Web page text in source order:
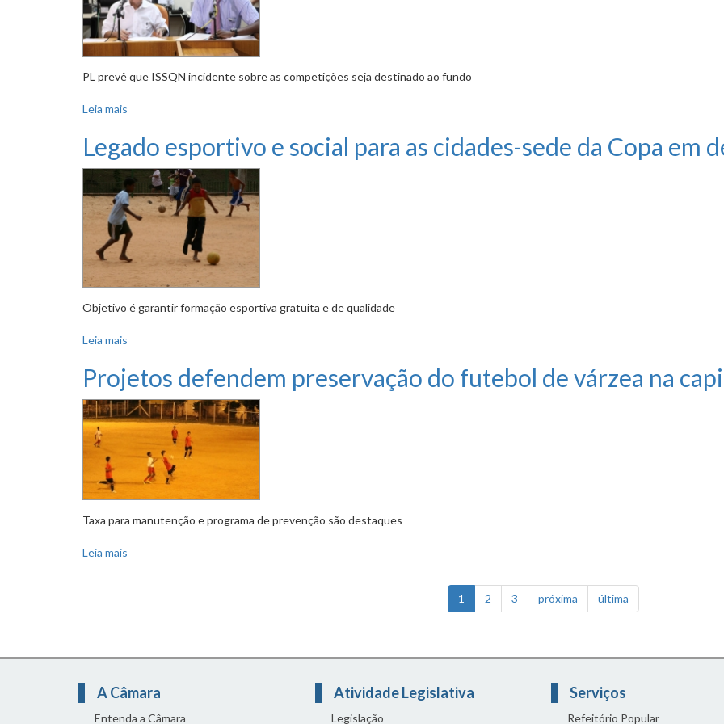
PL prevê que ISSQN incidente sobre as competições seja destinado ao fundo
Leia mais
Legado esportivo e social para as cidades-sede da Copa em
Objetivo é garantir formação esportiva gratuita e de qualidade
Leia mais
Projetos defendem preservação do futebol de várzea na
Taxa para manutenção e programa de prevenção são destaques
Leia mais
1 2 3 próxima última
A Câmara
Entenda a Câmara
Atividade Legislativa
Legislação
Serviços
Refeitório Popular